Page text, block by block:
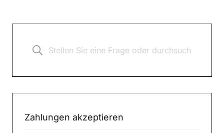
Zahlungen akzeptieren